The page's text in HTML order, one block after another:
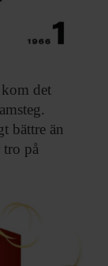
det
bättre än
tro på